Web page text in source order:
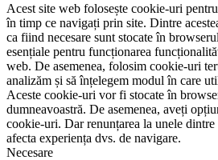
Acest site web folosește cookie-uri
în timp ce navigați prin site. Dintre
ca fiind necesare sunt stocate în
esențiale pentru funcționarea
web. De asemenea, folosim cookie-uri
analizăm și să înțelegem modul în care
Aceste cookie-uri vor fi stocate în
dumneavoastră. De asemenea, aveți
cookie-uri. Dar renunțarea la unele
afecta experiența dvs. de navigare.
Necesare